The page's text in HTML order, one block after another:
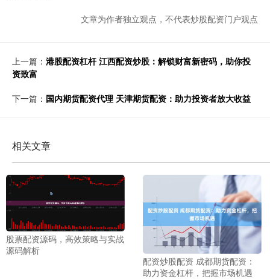
文章为作者独立观点，不代表炒股配资门户观点
上一篇： 港股配资杠杆 江西配资炒股：解锁财富新密码，助你投
资致富
下一篇： 国内期货配资代理 天津期货配资：助力投资者放大收益
相关文章
股票配资源码，高效策略与实战
源码解析
配资炒股配资 成都期货配资：
助力资金杠杆，把握市场机遇